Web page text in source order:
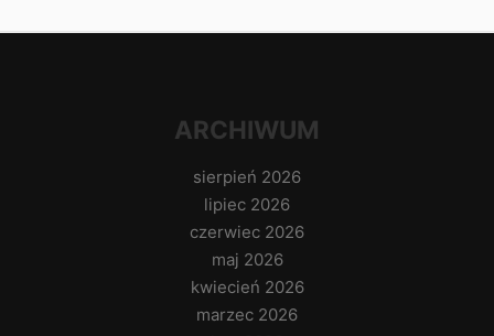
ARCHIWUM
sierpień 2026
lipiec 2026
czerwiec 2026
maj 2026
kwiecień 2026
marzec 2026